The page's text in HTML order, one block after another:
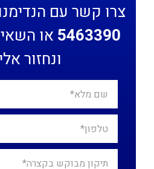
צרו קשר עם
5463390 או
ונחזור